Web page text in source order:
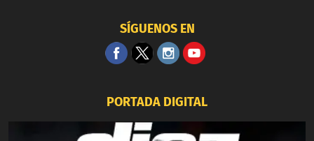
SÍGUENOS EN
PORTADA DIGITAL